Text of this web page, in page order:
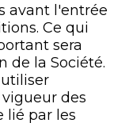
avant l'entrée
Ce qui
sera
de la Société.
des
lié par les